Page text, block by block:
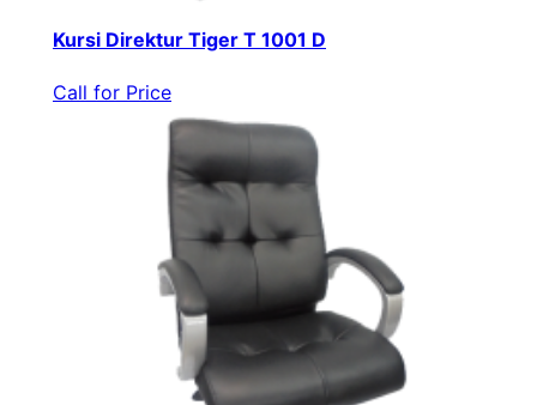
Kursi Direktur Tiger T 1001 D
Call for Price